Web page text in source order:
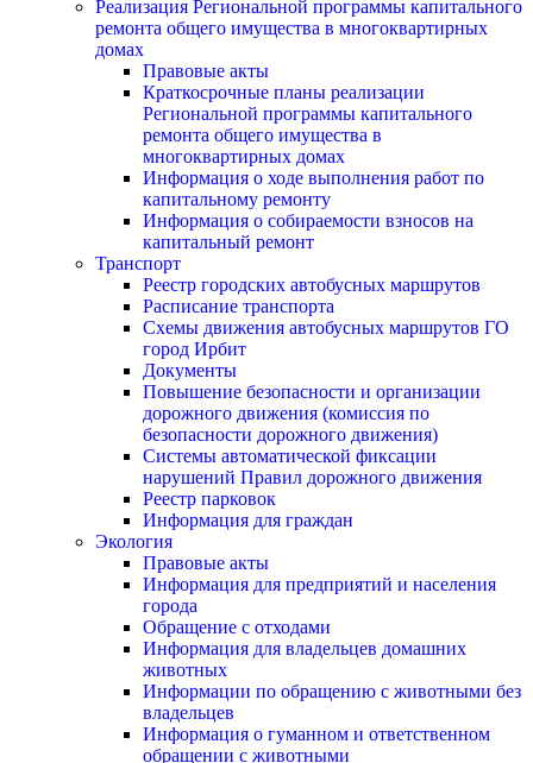
Реализация Региональной программы капитального
ремонта общего имущества в многоквартирных
домах
Правовые акты
Краткосрочные планы реализации
Региональной программы капитального
ремонта общего имущества в
многоквартирных домах
Информация о ходе выполнения работ по
капитальному ремонту
Информация о собираемости взносов на
капитальный ремонт
Транспорт
Реестр городских автобусных маршрутов
Расписание транспорта
Схемы движения автобусных маршрутов ГО
город Ирбит
Документы
Повышение безопасности и организации
дорожного движения (комиссия по
безопасности дорожного движения)
Системы автоматической фиксации
нарушений Правил дорожного движения
Реестр парковок
Информация для граждан
Экология
Правовые акты
Информация для предприятий и населения
города
Обращение с отходами
Информация для владельцев домашних
животных
Информации по обращению с животными без
владельцев
Информация о гуманном и ответственном
обращении с животными